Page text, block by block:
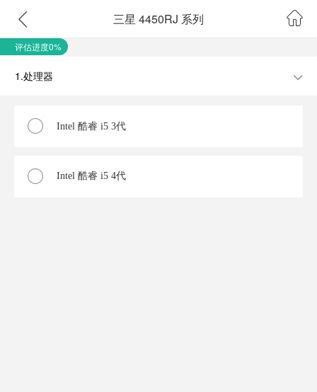
三星 4450RJ 系列
评估进度0%
1.处理器
Intel 酷睿 i5 3代
Intel 酷睿 i5 4代